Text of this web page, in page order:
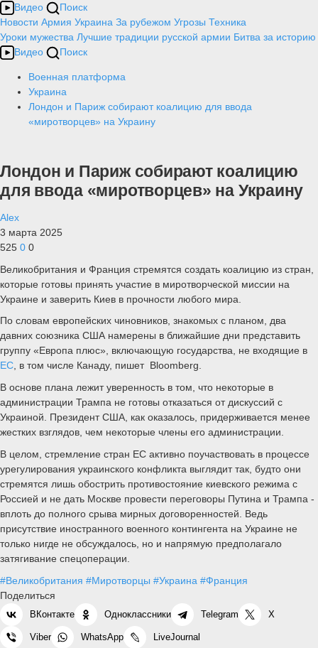
Видео
Поиск
Новости Армия Украина За рубежом Угрозы Техника
Уроки мужества Лучшие традиции русской армии Битва за историю
Видео
Поиск
Военная платформа
Украина
Лондон и Париж собирают коалицию для ввода
«миротворцев» на Украину
Лондон и Париж собирают коалицию
для ввода «миротворцев» на Украину
Alex
3 марта 2025
525 0 0
Великобритания и Франция стремятся создать коалицию из стран,
которые готовы принять участие в миротворческой миссии на
Украине и заверить Киев в прочности любого мира.
По словам европейских чиновников, знакомых с планом, два
давних союзника США намерены в ближайшие дни представить
группу «Европа плюс», включающую государства, не входящие в
ЕС, в том числе Канаду, пишет Bloomberg.
В основе плана лежит уверенность в том, что некоторые в
администрации Трампа не готовы отказаться от дискуссий с
Украиной. Президент США, как оказалось, придерживается менее
жестких взглядов, чем некоторые члены его администрации.
В целом, стремление стран ЕС активно поучаствовать в процессе
урегулирования украинского конфликта выглядит так, будто они
стремятся лишь обострить противостояние киевского режима с
Россией и не дать Москве провести переговоры Путина и Трампа -
вплоть до полного срыва мирных договоренностей. Ведь
присутствие иностранного военного контингента на Украине не
только нигде не обсуждалось, но и напрямую предполагало
затягивание спецоперации.
#Великобритания #Миротворцы #Украина #Франция
Поделиться
ВКонтакте Одноклассники Telegram X
Viber WhatsApp LiveJournal